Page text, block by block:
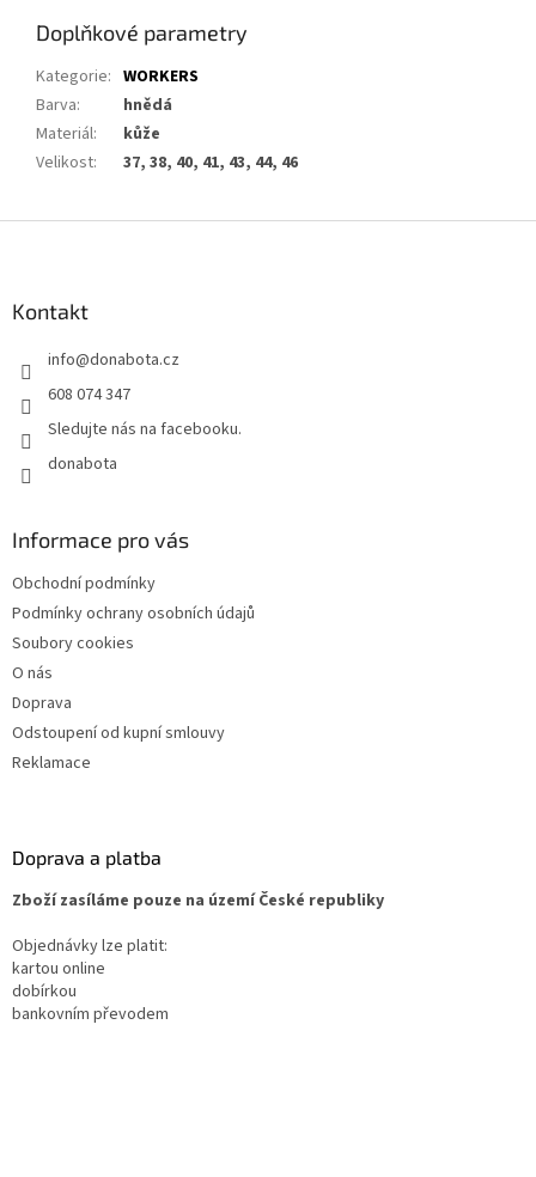
Doplňkové parametry
Kategorie: WORKERS
Barva:
hnědá
Materiál:
kůže
Velikost: 37, 38, 40, 41, 43, 44, 46
Kontakt
info@donabota.cz
608 074 347
Sledujte nás na facebooku.
donabota
Informace pro vás
Obchodní podmínky
Podmínky ochrany osobních údajů
Soubory cookies
O nás
Doprava
Odstoupení od kupní smlouvy
Reklamace
Doprava a platba
Zboží zasíláme pouze na území České republiky
Objednávky lze platit:
kartou online
dobírkou
bankovním převodem